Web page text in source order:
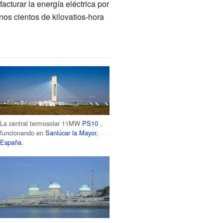
la energía eléctrica por
cientos de kilovatios-hora
La central termosolar 11MW PS10 ,
funcionando enSanlúcar la Mayor,
España.